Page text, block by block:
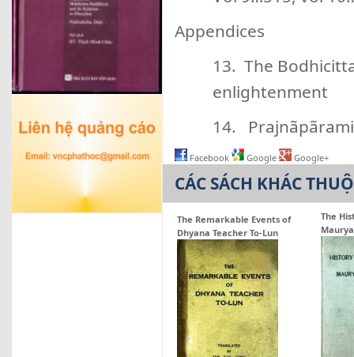
Appendices
13. The
enlightenment
14.
Facebook Google Google+
CÁC SÁCH KHÁC
The Remarkable Events of
Dhyana Teacher To-Lun
The